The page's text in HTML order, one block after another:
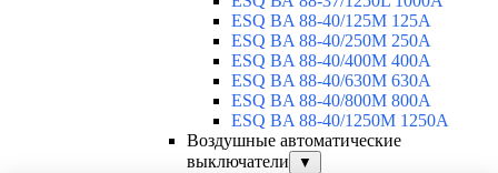
ESQ BA 88-40/125M 125A
ESQ BA 88-40/250M 250A
ESQ BA 88-40/400M 400A
ESQ BA 88-40/630М 630A
ESQ BA 88-40/800M 800A
ESQ BA 88-40/1250М 1250A
Воздушные автоматические
выключатели
▼